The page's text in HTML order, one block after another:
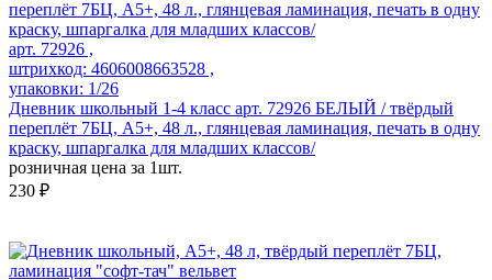
арт. 72926 ,
штрихкод: 4606008663528 ,
упаковки: 1/26
Дневник школьный 1-4 класс арт. 72926 БЕЛЫЙ / твёрдый
переплёт 7БЦ, А5+, 48 л., глянцевая ламинация, печать в одну
краску, шпаргалка для младших классов/
розничная цена за 1шт.
230 ₽